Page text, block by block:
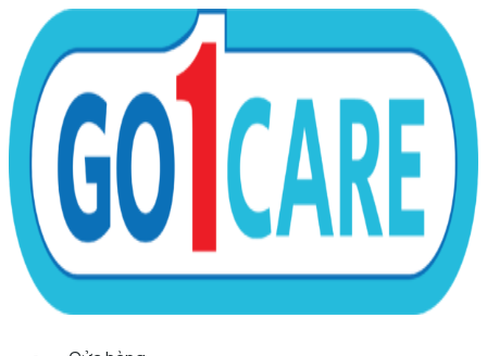
nội
dung
MenuTên*
Email*
Trang
web
Scroll
Up